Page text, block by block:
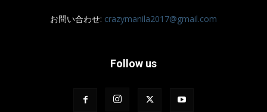
お問い合わせ: crazymanila2017@gmail.com
Follow us